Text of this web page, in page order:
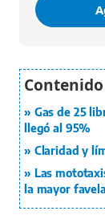
Gas de 25
llegó al 95%
Claridad y
Las
la mayor favela